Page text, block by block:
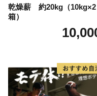
乾燥薪 約20kg（10kg×2
箱）